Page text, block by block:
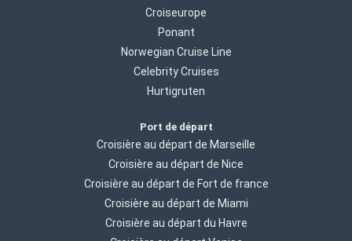
Croiseurope
Ponant
Norwegian Cruise Line
Celebrity Cruises
Hurtigruten
Port de départ
Croisière au départ de Marseille
Croisière au départ de Nice
Croisière au départ de Fort de france
Croisière au départ de Miami
Croisière au départ du Havre